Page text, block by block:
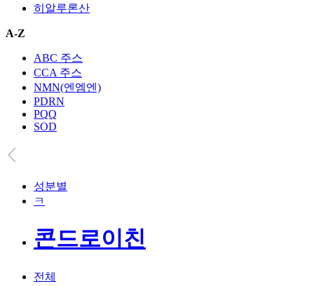
히알루론산
A-Z
ABC 주스
CCA 주스
NMN(엔엠엔)
PDRN
PQQ
SOD
성분별
ㅋ
콘드로이친
전체